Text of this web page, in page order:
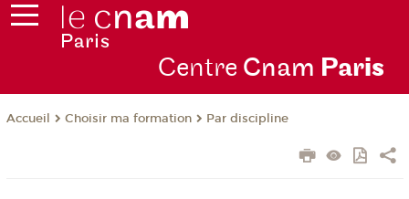
Centre Cnam Paris
Accueil Choisir ma formation Par discipline